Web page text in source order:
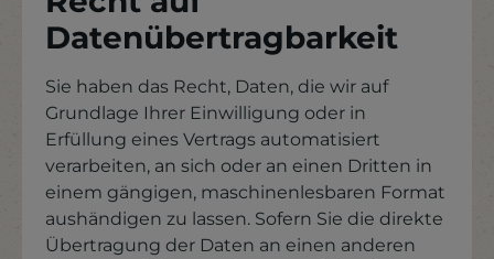
Datenübertragbarkeit
Sie haben das Recht, Daten, die wir auf
Grundlage Ihrer Einwilligung oder in
Erfüllung eines Vertrags automatisiert
verarbeiten, an sich oder an einen Dritten in
einem gängigen, maschinenlesbaren Format
aushändigen zu lassen. Sofern Sie die direkte
Übertragung der Daten an einen anderen